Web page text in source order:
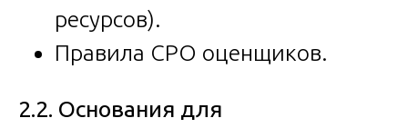
ресурсов).
Правила СРО оценщиков.
2.2. Основания для